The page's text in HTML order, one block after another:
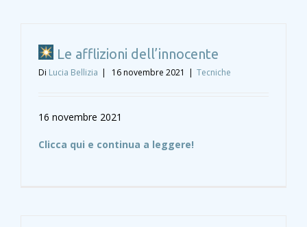
Le afflizioni dell’innocente
Di Lucia Bellizia | 16 novembre 2021 | Tecniche
16 novembre 2021
Clicca qui e continua a leggere!